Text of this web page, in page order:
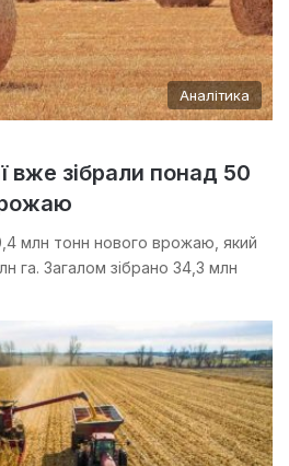
Аналітика
вже зібрали понад 50
млн тонн нового врожаю, який
га. Загалом зібрано 34,3 млн